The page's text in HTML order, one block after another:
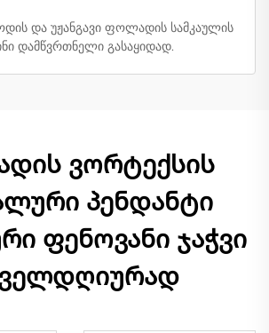
და უჟანგავი ფოლადის სამკაულის
დამწვრთნელი გასაყიდად.
ვორტექსის
პენდანტი
ფენოვანი ჯაჭვი